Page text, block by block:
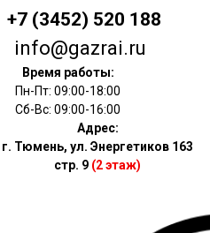
+7 (3452) 520 188
info@gazrai.ru
Время работы:
Пн-Пт: 09:00-18:00
Сб-Вс: 09:00-16:00
Адрес:
г. Тюмень, ул. Энергетиков 163
стр. 9 (2 этаж)